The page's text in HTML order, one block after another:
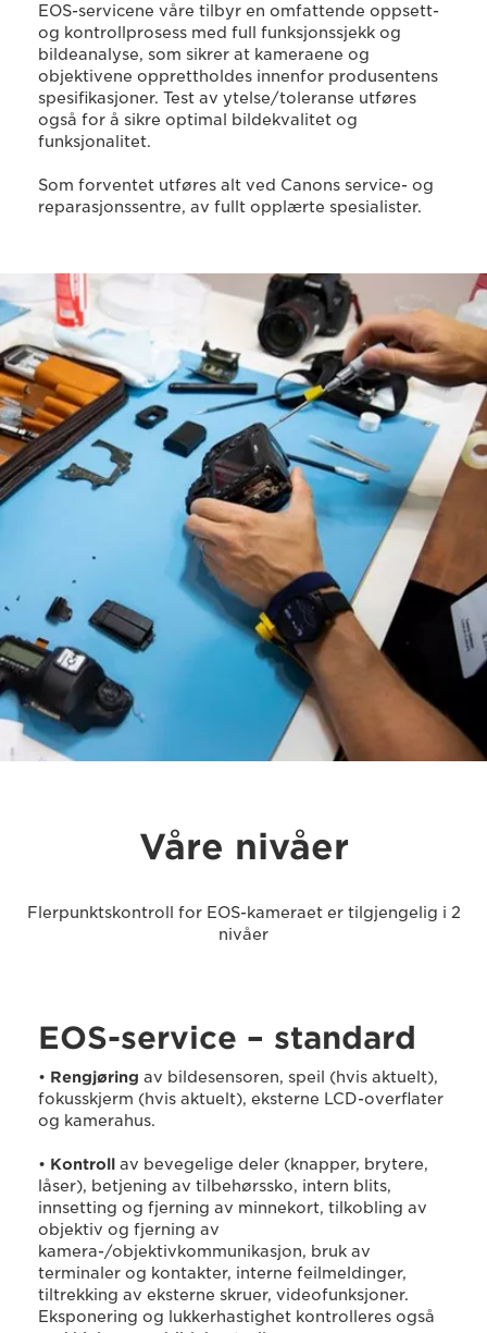
EOS-servicene våre tilbyr en omfattende oppsett-
og kontrollprosess med full funksjonssjekk og
bildeanalyse, som sikrer at kameraene og
objektivene opprettholdes innenfor produsentens
spesifikasjoner. Test av ytelse/toleranse utføres
også for å sikre optimal bildekvalitet og
funksjonalitet.
Som forventet utføres alt ved Canons service- og
reparasjonssentre, av fullt opplærte spesialister.
Våre nivåer
Flerpunktskontroll for EOS-kameraet er tilgjengelig i 2
nivåer
EOS-service – standard
• Rengjøring av bildesensoren, speil (hvis aktuelt),
fokusskjerm (hvis aktuelt), eksterne LCD-overflater
og kamerahus.
• Kontroll av bevegelige deler (knapper, brytere,
låser), betjening av tilbehørssko, intern blits,
innsetting og fjerning av minnekort, tilkobling av
objektiv og fjerning av
kamera-/objektivkommunikasjon, bruk av
terminaler og kontakter, interne feilmeldinger,
tiltrekking av eksterne skruer, videofunksjoner.
Eksponering og lukkerhastighet kontrolleres også